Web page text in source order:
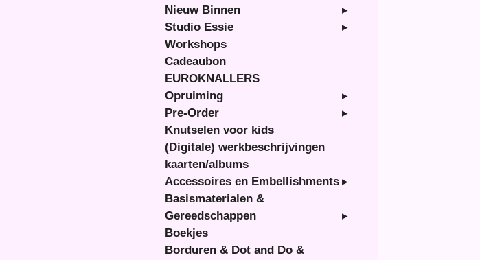
Nieuw Binnen
Studio Essie
Workshops
Cadeaubon
EUROKNALLERS
Opruiming
Pre-Order
Knutselen voor kids
(Digitale) werkbeschrijvingen
kaarten/albums
Accessoires en Embellishments
Basismaterialen &
Gereedschappen
Boekjes
Borduren & Dot and Do &